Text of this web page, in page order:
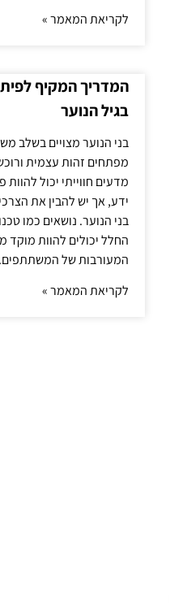
לקריאת המאמר »
המדריך המקיף
בגיל הנוער
בני הנוער מצויים בשלב
מפתחים זהות עצמית
מדעים חווייתי יכול
ידע, אך יש להבין את
בני הנוער. נושאים כמו
החלל יכולים להוות מוקד
המעורבות של המשתתפים.
לקריאת המאמר »